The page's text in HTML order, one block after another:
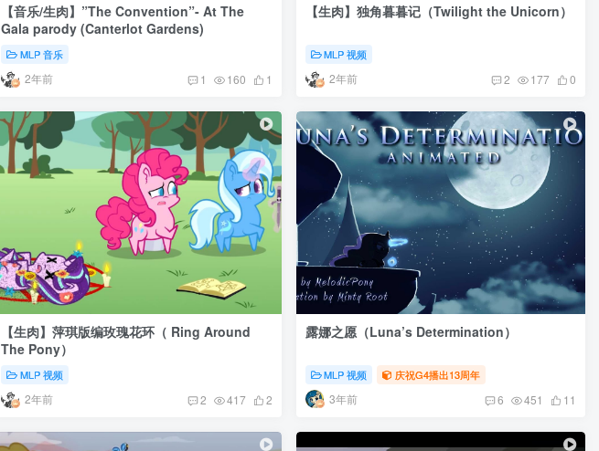
【音乐/生肉】”The Convention”- At The
Gala parody (Canterlot Gardens)
MLP 音乐
2年前 1 160 1
【生肉】独角暮暮记（Twilight the Unicorn）
MLP 视频
2年前 2 177 0
【生肉】萍琪版编玫瑰花环（ Ring Around
The Pony）
MLP 视频
2年前 2 417 2
露娜之愿（Luna’s Determination）
MLP 视频 庆祝G4播出13周年
3年前 6 451 11